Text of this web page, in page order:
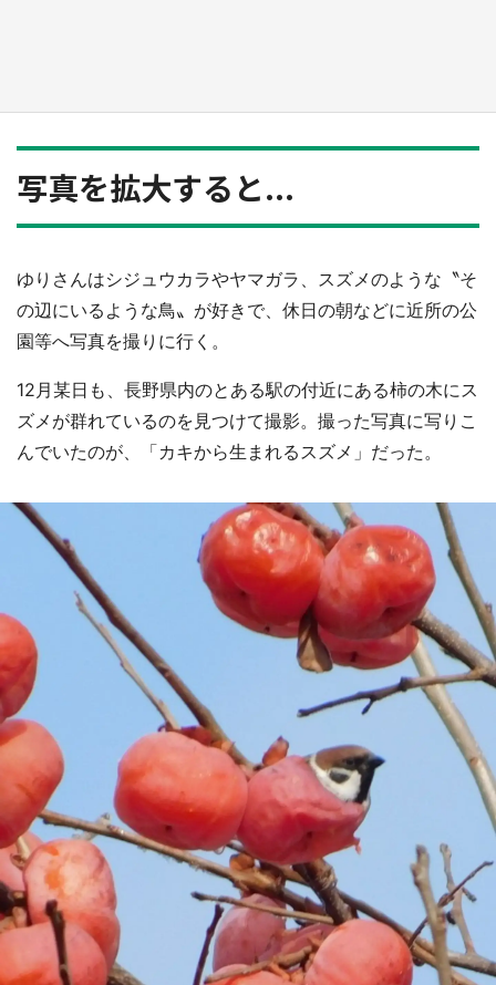
写真を拡大すると...
ゆりさんはシジュウカラやヤマガラ、スズメのような〝そ
の辺にいるような鳥〟が好きで、休日の朝などに近所の公
園等へ写真を撮りに行く。
12月某日も、長野県内のとある駅の付近にある柿の木にス
ズメが群れているのを見つけて撮影。撮った写真に写りこ
んでいたのが、「カキから生まれるスズメ」だった。